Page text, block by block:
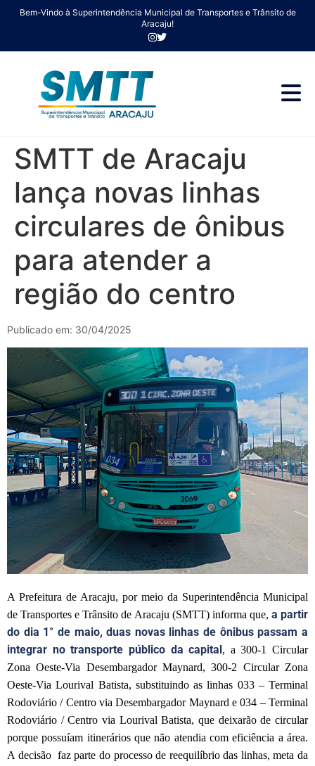
Bem-Vindo à Superintendência Municipal de Transportes e Trânsito de
Aracaju!
SMTT de Aracaju
lança novas linhas
circulares de ônibus
para atender a
região do centro
Publicado em: 30/04/2025
A Prefeitura de Aracaju, por meio da Superintendência Municipal
de Transportes e Trânsito de Aracaju (SMTT) informa que, a partir
do dia 1° de maio, duas novas linhas de ônibus passam a
integrar no transporte público da capital , a 300-1 Circular
Zona Oeste-Via Desembargador Maynard, 300-2 Circular Zona
Oeste-Via Lourival Batista, substituindo as linhas 033 – Terminal
Rodoviário / Centro via Desembargador Maynard e 034 – Terminal
Rodoviário / Centro via Lourival Batista, que deixarão de circular
porque possuíam itinerários que não atendia com eficiência a área.
A decisão faz parte do processo de reequilíbrio das linhas, meta da